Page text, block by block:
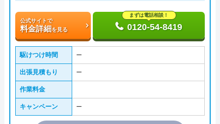
公式サイトで
料金詳細を見る
まずは電話相談！
0120-54-8419
駆けつけ時間 ー
出張見積もり ー
作業料金
キャンペーン ー